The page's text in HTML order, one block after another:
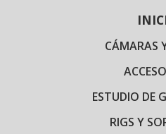
CÁMARAS
ESTUDIO DE
RIGS Y